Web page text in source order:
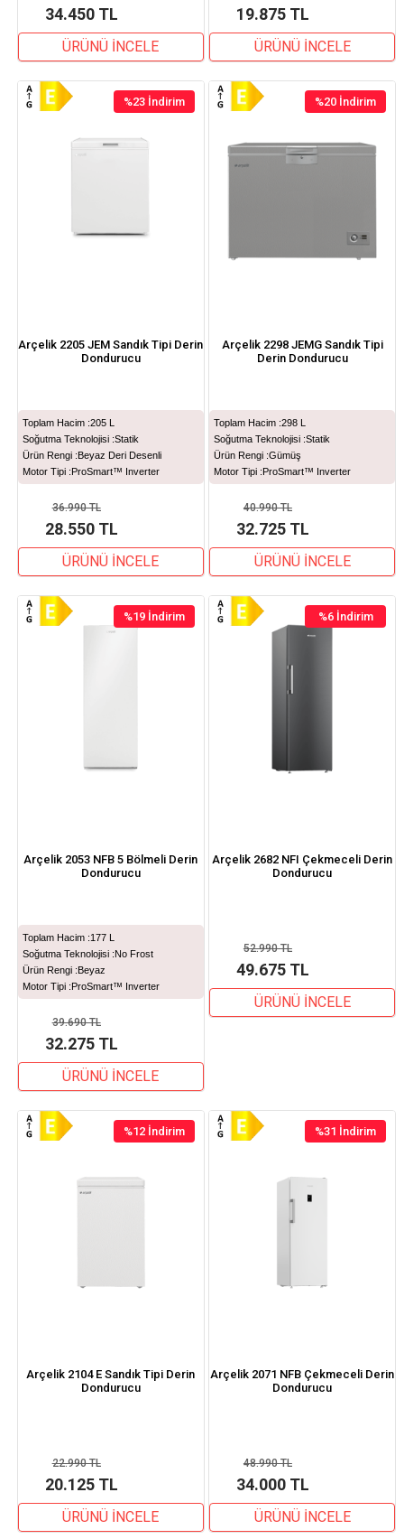
34.450 TL
ÜRÜNÜ İNCELE
19.875 TL
ÜRÜNÜ İNCELE
Arçelik 2205 JEM Sandık Tipi Derin
Dondurucu
Toplam Hacim :205 L
Soğutma Teknolojisi :Statik
Ürün Rengi : Beyaz Deri Desenli
Motor Tipi : ProSmart™ Inverter
28.550 TL
36.990 TL
ÜRÜNÜ İNCELE
%23 İndirim
Arçelik 2298 JEMG Sandık Tipi
Derin Dondurucu
Toplam Hacim :298 L
Soğutma Teknolojisi :Statik
Ürün Rengi :Gümüş
Motor Tipi : ProSmart™ Inverter
32.725 TL
40.990 TL
ÜRÜNÜ İNCELE
%20 İndirim
Arçelik 2053 NFB 5 Bölmeli Derin
Dondurucu
Toplam Hacim :177 L
Soğutma Teknolojisi :No Frost
Ürün Rengi : Beyaz
Motor Tipi : ProSmart™ Inverter
32.275 TL
39.690 TL
ÜRÜNÜ İNCELE
%19 İndirim
Arçelik 2682 NFI Çekmeceli Derin
Dondurucu
49.675 TL
52.990 TL
ÜRÜNÜ İNCELE
%6 İndirim
Arçelik 2104 E Sandık Tipi Derin
Dondurucu
20.125 TL
22.990 TL
ÜRÜNÜ İNCELE
%12 İndirim
Arçelik 2071 NFB Çekmeceli Derin
Dondurucu
34.000 TL
48.990 TL
ÜRÜNÜ İNCELE
%31 İndirim